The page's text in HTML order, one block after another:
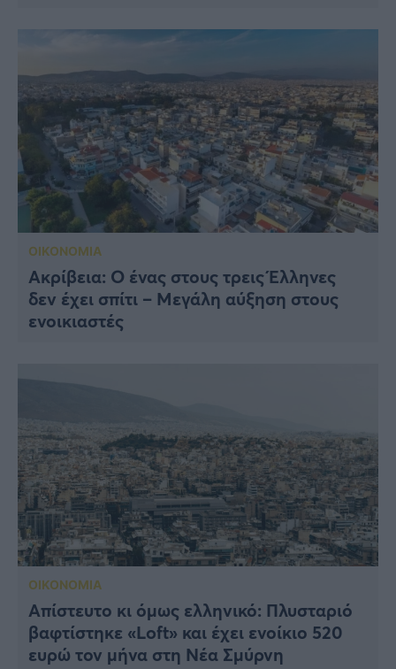
ΟΙΚΟΝΟΜΙΑ
Ακρίβεια: Ο ένας στους τρεις Έλληνες
δεν έχει σπίτι – Μεγάλη αύξηση στους
ενοικιαστές
ΟΙΚΟΝΟΜΙΑ
Απίστευτο κι όμως ελληνικό: Πλυσταριό
βαφτίστηκε «Loft» και έχει ενοίκιο 520
ευρώ τον μήνα στη Νέα Σμύρνη